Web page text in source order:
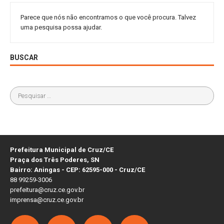
Parece que nós não encontramos o que você procura. Talvez
uma pesquisa possa ajudar.
BUSCAR
Prefeitura Municipal de Cruz/CE
Praça dos Três Poderes, SN
Bairro: Aningas - CEP: 62595-000 - Cruz/CE
88 99259-3006
prefeitura@cruz.ce.gov.br
imprensa@cruz.ce.gov.br